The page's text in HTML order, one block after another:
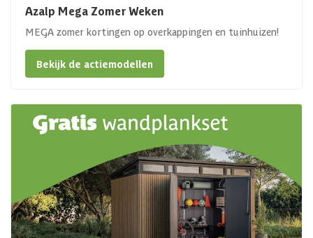
Azalp Mega Zomer Weken
MEGA zomer kortingen op overkappingen en tuinhuizen!
Bekijk de actiemodellen